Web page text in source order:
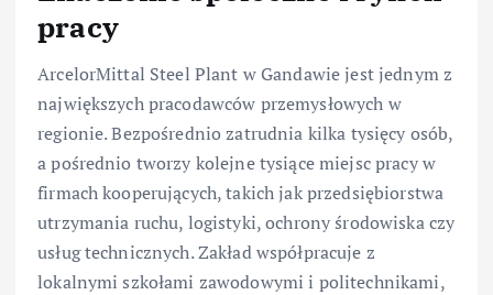
pracy
ArcelorMittal Steel Plant w Gandawie jest jednym z
największych pracodawców przemysłowych w
regionie. Bezpośrednio zatrudnia kilka tysięcy osób,
a pośrednio tworzy kolejne tysiące miejsc pracy w
firmach kooperujących, takich jak przedsiębiorstwa
utrzymania ruchu, logistyki, ochrony środowiska czy
usług technicznych. Zakład współpracuje z
lokalnymi szkołami zawodowymi i politechnikami,